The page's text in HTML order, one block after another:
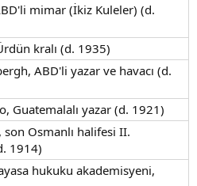
mimar (İkiz Kuleler) (d.
kralı (d. 1935)
ABD'li yazar ve havacı (d.
Guatemalalı yazar (d. 1921)
Osmanlı halifesi II.
1914)
hukuku akademisyeni,